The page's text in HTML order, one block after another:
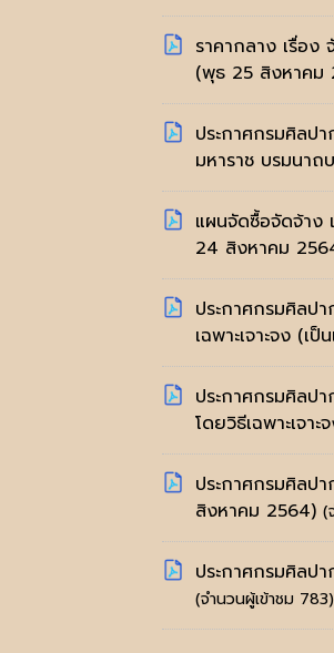
ราคากลาง เรื่อง
(พุธ 25 สิงหาคม
ประกาศกรมศิลป
มหาราช บรมนาถ
แผนจัดซื้อจัดจ้าง
24 สิงหาคม
ประกาศกรมศิลป
เฉพาะเจาะจง (เ
ประกาศกรมศิลป
โดยวิธีเฉพาะเจา
ประกาศกรมศิลปา
สิงหาคม 2564) (
ประกาศกรมศิลปา
(จำนวนผู้เข้าชม 783)